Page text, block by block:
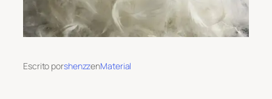
Escrito porshenzzenMaterial